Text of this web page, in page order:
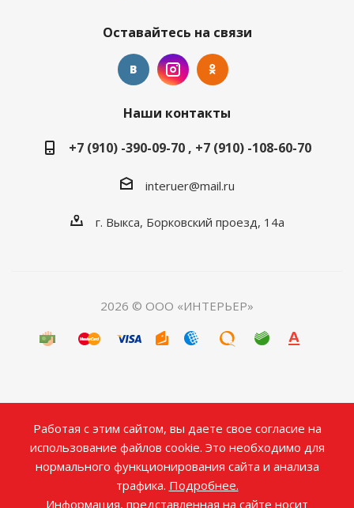
Оставайтесь на связи
Наши контакты
+7 (910) -390-09-70 , +7 (910) -108-60-70
interuer@mail.ru
г. Выкса, Борковский проезд, 14а
2026 © ООО «ИНТЕРЬЕР»
Работая с этим сайтом, вы даете свое согласие на
использование файлов cookie. Это необходимо для
нормального функционирования сайта и анализа
трафика. Подробнее.
Информация, представленная на сайте носит